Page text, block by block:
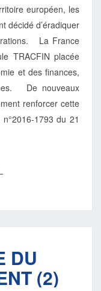
européen, les
décidé d’éradiquer
La France
TRACFIN placée
et des finances,
De nouveaux
renforcer cette
1793 du 21
DU
(2)